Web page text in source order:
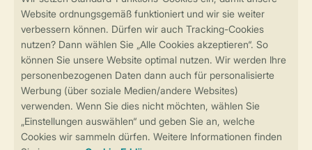
Sicherstellung Deiner Privatsphäre
Weitere Informationen und Einstellungen
Sicher und schnell zur Online-Buchung
Sichere Datenübertragung
Sicheres Bezahlen